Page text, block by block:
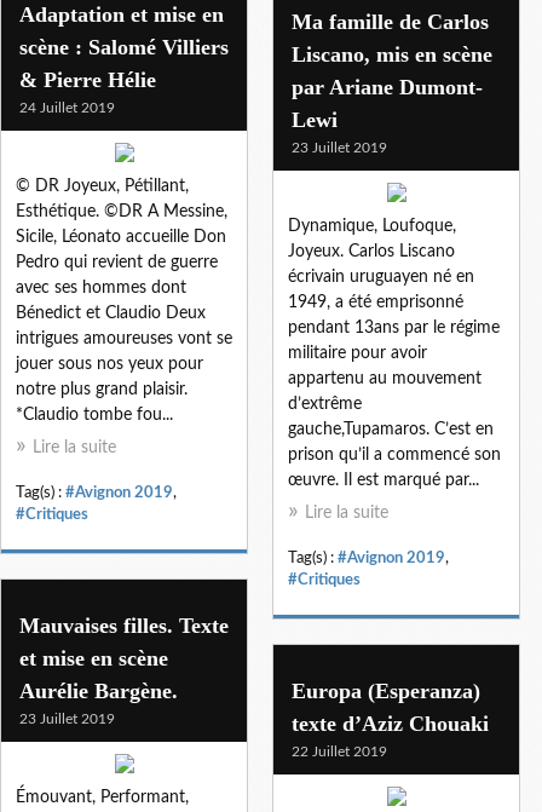
Adaptation et mise en
scène : Salomé Villiers
& Pierre Hélie
24 Juillet 2019
© DR Joyeux, Pétillant,
Esthétique. ©DR A Messine,
Sicile, Léonato accueille Don
Pedro qui revient de guerre
avec ses hommes dont
Bénedict et Claudio Deux
intrigues amoureuses vont se
jouer sous nos yeux pour
notre plus grand plaisir.
*Claudio tombe fou...
Lire la suite
Tag(s) : #Avignon 2019,
#Critiques
Ma famille de Carlos
Liscano, mis en scène
par Ariane Dumont-
Lewi
23 Juillet 2019
Dynamique, Loufoque,
Joyeux. Carlos Liscano
écrivain uruguayen né en
1949, a été emprisonné
pendant 13ans par le régime
militaire pour avoir
appartenu au mouvement
d’extrême
gauche,Tupamaros. C’est en
prison qu’il a commencé son
œuvre. Il est marqué par...
Lire la suite
Tag(s) : #Avignon 2019,
#Critiques
Mauvaises filles. Texte
et mise en scène
Aurélie Bargène.
23 Juillet 2019
Émouvant, Performant,
Europa (Esperanza)
texte d’Aziz Chouaki
22 Juillet 2019